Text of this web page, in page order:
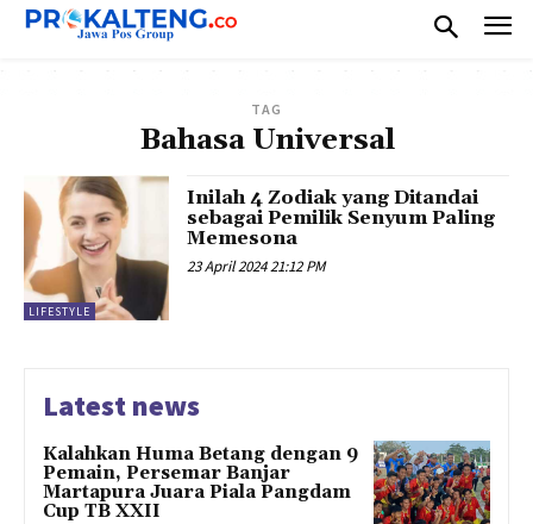
TAG
Bahasa Universal
LIFESTYLE
Inilah 4 Zodiak yang Ditandai
sebagai Pemilik Senyum Paling
Memesona
23 April 2024 21:12 PM
Latest news
Kalahkan Huma Betang dengan 9
Pemain, Persemar Banjar
Martapura Juara Piala Pangdam
Cup TB XXII